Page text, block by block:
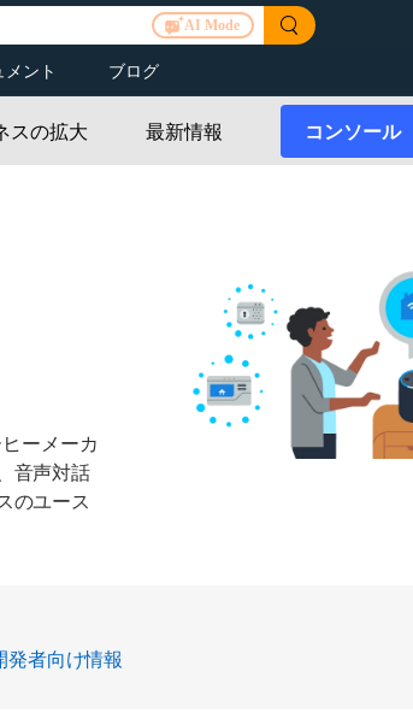
AI Mode
お話をお聞か
さい
メント
スマートホームスキ
Alexa Connect Kit
スマートホームスキ
ブログ
スの拡大 最新情報 コンソール
ーメーカ
音声対話
のユース
発者向け情報